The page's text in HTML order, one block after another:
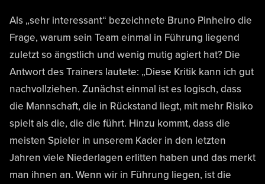
Als „sehr interessant“ bezeichnete Bruno Pinheiro die
Frage, warum sein Team einmal in Führung liegend
zuletzt so ängstlich und wenig mutig agiert hat? Die
Antwort des Trainers lautete: „Diese Kritik kann ich gut
nachvollziehen. Zunächst einmal ist es logisch, dass
die Mannschaft, die in Rückstand liegt, mit mehr Risiko
spielt als die, die die führt. Hinzu kommt, dass die
meisten Spieler in unserem Kader in den letzten
Jahren viele Niederlagen erlitten haben und das merkt
man ihnen an. Wenn wir in Führung liegen, ist die